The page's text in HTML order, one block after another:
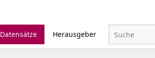
Datensätze
Herausgeber